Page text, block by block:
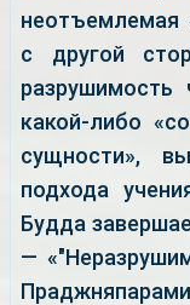
неотъемлемая
с другой
разрушимость
какой-либо
сущности»,
подхода
Будда
—